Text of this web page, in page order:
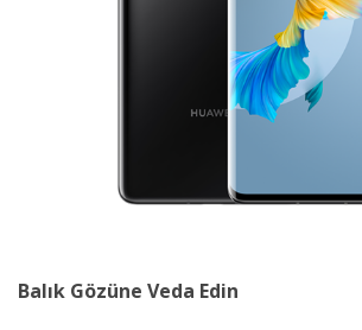
Balık Gözüne Veda Edin